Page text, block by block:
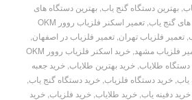
,بهترین دستگاه گنج یاب,بهترین دستگاه های
های گنج یاب,
تعمیر اسکنر فلزیاب روور OKM
, تعمیر فلزیاب تهران, تعمیر فلزیاب در اصفهان,
فلزیاب مشهد,
خرید اسکنر فلزیاب روور OKM
دستگاه طلایاب, خرید بهترین طلایاب, خرید جعبه
یاب,خرید دستگاه فلزیاب,خرید دستگاه گنج یاب,
خرید دفینه یاب,خرید طلایاب,خرید فلزیاب,خرید